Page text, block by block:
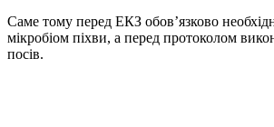
Саме тому перед ЕКЗ обов’язково
мікробіом піхви, а перед протоколом
посів.